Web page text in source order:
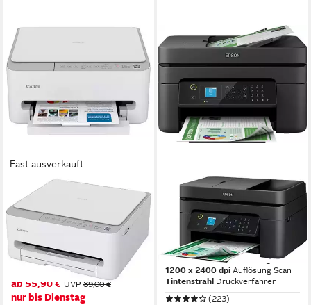
Fast ausverkauft
CANON
PIXMA TS4151i
Multifunktionsdrucker
1200 x 1200 dpi
1200 x 2400 dpi Auflösung Scan
Tintenstrahl Druckverfahren
ab 55,90 € UVP 89,00 €
nur bis Dienstag
WorkForce Pro WF-
2930DWF
Multifunktionsdrucker
5760 x 1440 dpi Auflösung s/w Druck
1200 x 2400 dpi Auflösung Scan
Tintenstrahl Druckverfahren
(223)